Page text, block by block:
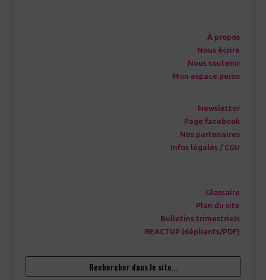
À propos
Nous écrire
Nous soutenir
Mon espace perso
Newsletter
Page facebook
Nos partenaires
Infos légales / CGU
Glossaire
Plan du site
Bulletins trimestriels
REACTUP (dépliants/PDF)
Rechercher dans le site…